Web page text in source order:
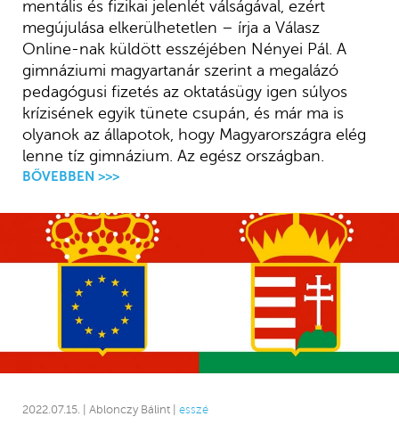
2022.07.15. | Ablonczy Bálint | esszé
mentális és fizikai jelenlét válságával, ezért
megújulása elkerülhetetlen – írja a Válasz
Online-nak küldött esszéjében Nényei Pál. A
gimnáziumi magyartanár szerint a megalázó
pedagógusi fizetés az oktatásügy igen súlyos
krízisének egyik tünete csupán, és már ma is
olyanok az állapotok, hogy Magyarországra elég
lenne tíz gimnázium. Az egész országban.
BŐVEBBEN >>>